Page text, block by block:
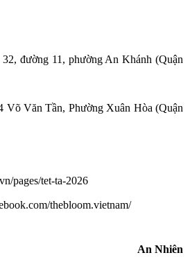
đường 11, phường An Khánh (Quận
Võ Văn Tần, Phường Xuân Hòa (Quận
pages/tet-ta-2026
thebloom.vietnam/
An Nhiên